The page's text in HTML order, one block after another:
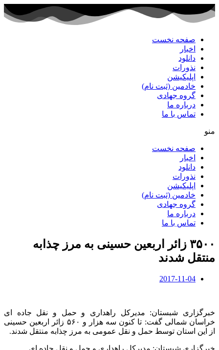
پرش
به
صفحه نخست
اخبار
دانلود
نذورات
اپلیکیشن
خادمین (ثبت نام)
گروه جهادی
درباره ما
تماس با ما
منو
صفحه نخست
اخبار
دانلود
نذورات
اپلیکیشن
خادمین (ثبت نام)
گروه جهادی
درباره ما
تماس با ما
۳۵۰۰ زائر اربعین حسینی به مرز چذابه
منتقل شدند
2017-11-04
خبرگزاری شبستان: مدیرکل راهداری و حمل و نقل جاده ای
خراسان شمالی گفت: تا کنون سه هزار و ۵۶۰ زائر اربعین حسینی
از این استان توسط حمل و نقل عمومی به مرز چذابه منتقل شدند.
خبرگزاری شبستان: مدیرکل راهداری و حمل و نقل جاده ای